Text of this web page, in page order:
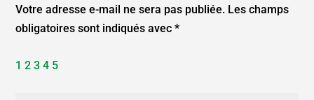
Votre adresse e-mail ne sera pas publiée. Les champs
obligatoires sont indiqués avec*
1 2 3 4 5